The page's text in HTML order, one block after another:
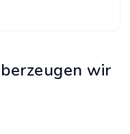
wir